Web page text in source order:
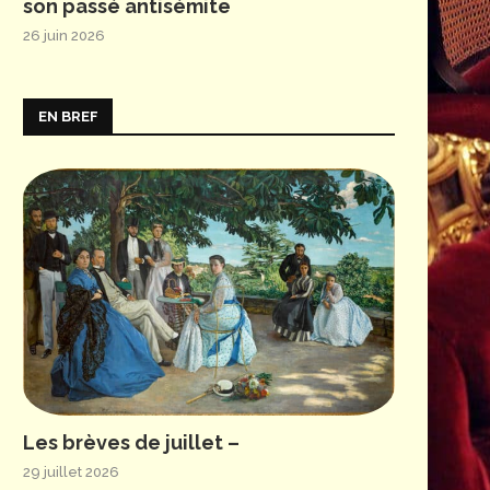
son passé antisémite
26 juin 2026
EN BREF
Les brèves de juillet –
29 juillet 2026